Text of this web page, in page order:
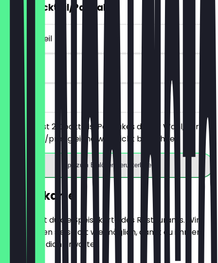
2für1 Cocktail/Pancakes
~10 € Vorteil
90 Tage
vor Ort
Du bestellst 2 Cocktails/Pancakes deiner Wahl, der
günstigere/preisgleiche wird nicht berechnet.
App zum Einlösen herunterladen
Speisekarte
Hier findest du die Speisekarte des Restaurants. Wir
aktualisieren sie so oft wie möglich, damit du immer
weißt, was dich erwartet.